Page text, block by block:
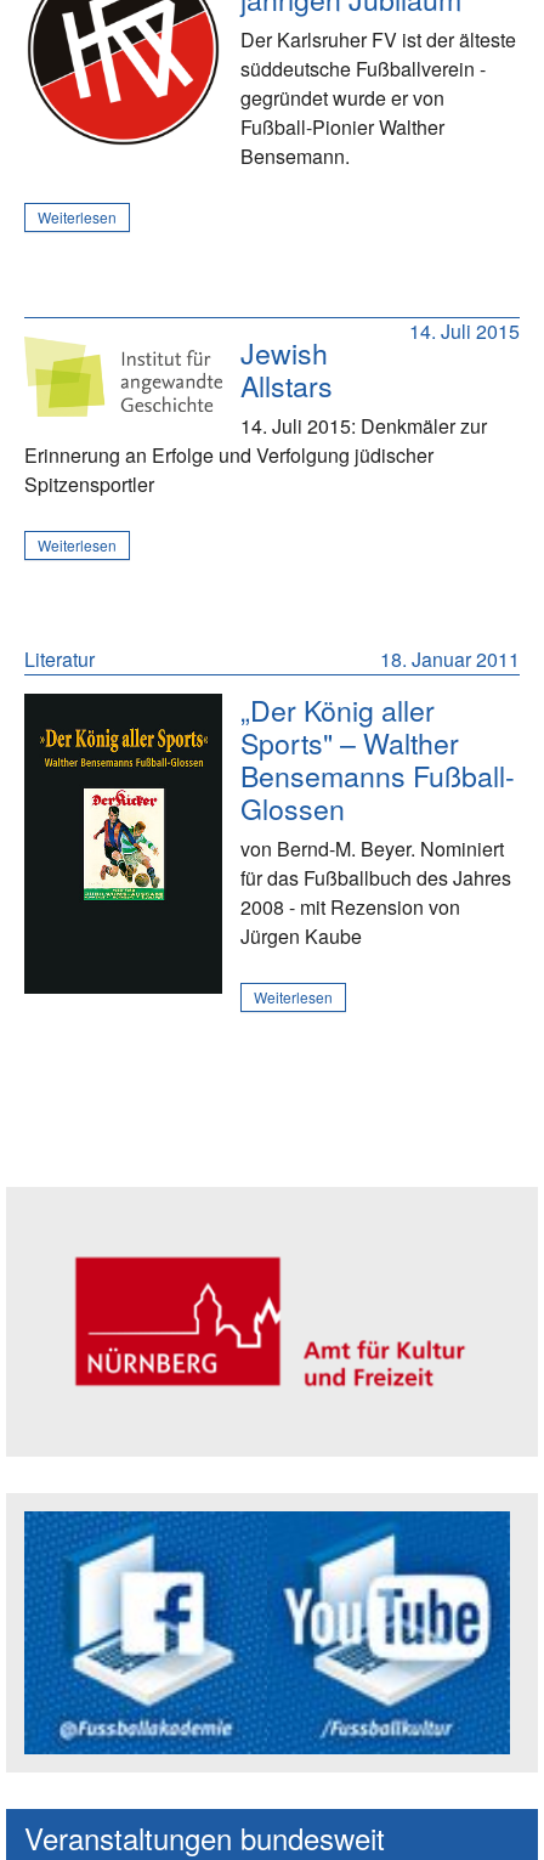
Der Karlsruher FV ist der älteste
süddeutsche Fußballverein -
gegründet wurde er von
Fußball-Pionier Walther
Bensemann.
Weiterlesen
14. Juli 2015
Jewish
Allstars
14. Juli 2015: Denkmäler zur
Erinnerung an Erfolge und Verfolgung jüdischer
Spitzensportler
Weiterlesen
18. Januar 2011
Literatur
„Der König aller
Sports" – Walther
Bensemanns Fußball-
Glossen
von Bernd-M. Beyer. Nominiert
für das Fußballbuch des Jahres
2008 - mit Rezension von
Jürgen Kaube
Weiterlesen
Social Media Kanäle der Akademie
Veranstaltungen bundesweit